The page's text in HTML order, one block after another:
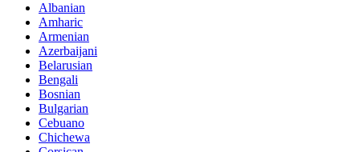
Albanian
Amharic
Armenian
Azerbaijani
Belarusian
Bengali
Bosnian
Bulgarian
Cebuano
Chichewa